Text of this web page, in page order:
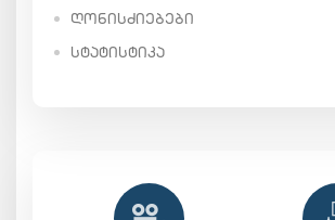
ᲦᲝᲜᲘᲡᲫᲘᲔᲑᲔᲑᲘ
ᲡᲢᲐᲢᲘᲡᲢᲘᲙᲐ